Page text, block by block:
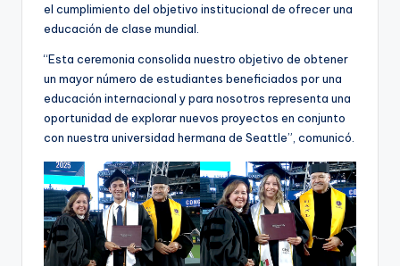
el cumplimiento del objetivo institucional de ofrecer una
educación de clase mundial.
“Esta ceremonia consolida nuestro objetivo de obtener
un mayor número de estudiantes beneficiados por una
educación internacional y para nosotros representa una
oportunidad de explorar nuevos proyectos en conjunto
con nuestra universidad hermana de Seattle”, comunicó.